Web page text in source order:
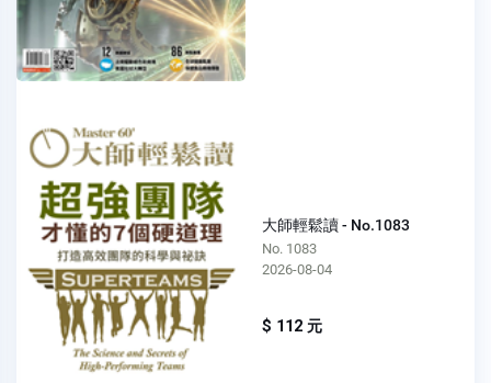
大師輕鬆讀 - No.1083
No. 1083
2026-08-04
$ 112 元